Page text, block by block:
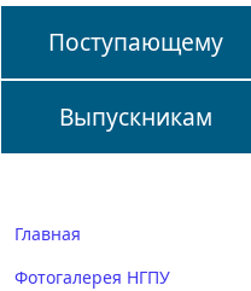
Поступающему
Выпускникам
Главная
Фотогалерея НГПУ